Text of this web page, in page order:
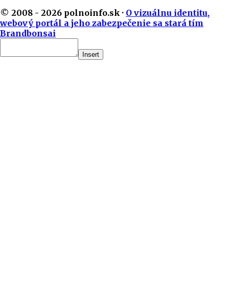
© 2008 - 2026 polnoinfo.sk · O vizuálnu identitu,
webový portál a jeho zabezpečenie sa stará tím
Brandbonsai
Insert